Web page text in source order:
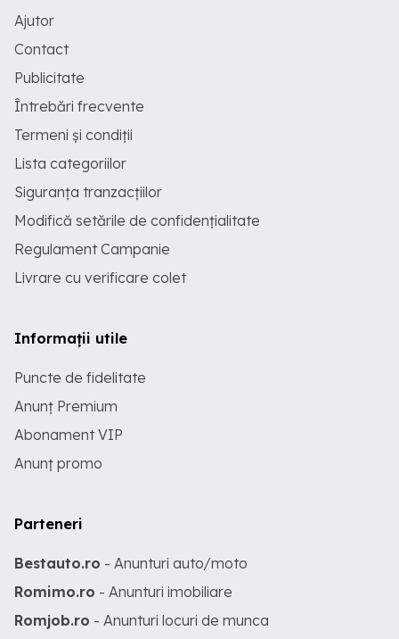
Ajutor
Contact
Publicitate
Întrebări frecvente
Termeni și condiții
Lista categoriilor
Siguranța tranzacțiilor
Modifică setările de confidențialitate
Regulament Campanie
Livrare cu verificare colet
Informații utile
Puncte de fidelitate
Anunț Premium
Abonament VIP
Anunț promo
Parteneri
Bestauto.ro - Anunturi auto/moto
Romimo.ro - Anunturi imobiliare
Romjob.ro - Anunturi locuri de munca